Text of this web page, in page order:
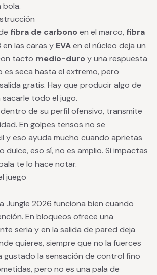
bola.
fibra de carbono en el marco, fibra
en las caras y EVAen el núcleo deja un
tacto medio-duro y una respuesta
es seca hasta el extremo, pero
gratis. Hay que producir algo de
todo el jugo.
de su perfil ofensivo, transmite
En golpes tensos no se
y eso ayuda mucho cuando aprietas
dulce, eso sí, no es amplio. Si impactas
te lo hace notar.
juego
Jungle 2026 funciona bien cuando
En bloqueos ofrece una
seria y en la salida de pared deja
quieres, siempre que no la fuerces
gustado la sensación de control fino
pero no es una pala de